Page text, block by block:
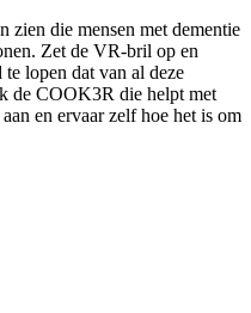
zien die mensen met dementie
Zet de VR-bril op en
lopen dat van al deze
de COOK3R die helpt met
en ervaar zelf hoe het is om